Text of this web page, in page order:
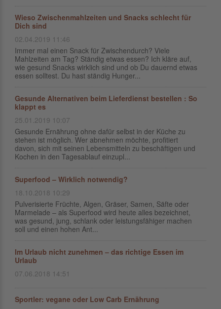
Wieso Zwischenmahlzeiten und Snacks schlecht für
Dich sind
02.04.2019 11:46
Immer mal einen Snack für Zwischendurch? Viele
Mahlzeiten am Tag? Ständig etwas essen? Ich kläre auf,
wie gesund Snacks wirklich sind und ob Du dauernd etwas
essen solltest. Du hast ständig Hunger...
Gesunde Alternativen beim Lieferdienst bestellen : So
klappt es
25.01.2019 10:07
Gesunde Ernährung ohne dafür selbst in der Küche zu
stehen ist möglich. Wer abnehmen möchte, profitiert
davon, sich mit seinen Lebensmitteln zu beschäftigen und
Kochen in den Tagesablauf einzupl...
Superfood – Wirklich notwendig?
18.10.2018 10:29
Pulverisierte Früchte, Algen, Gräser, Samen, Säfte oder
Marmelade – als Superfood wird heute alles bezeichnet,
was gesund, jung, schlank oder leistungsfähiger machen
soll und einen hohen Ant...
Im Urlaub nicht zunehmen – das richtige Essen im
Urlaub
07.06.2018 14:51
Sportler: vegane oder Low Carb Ernährung